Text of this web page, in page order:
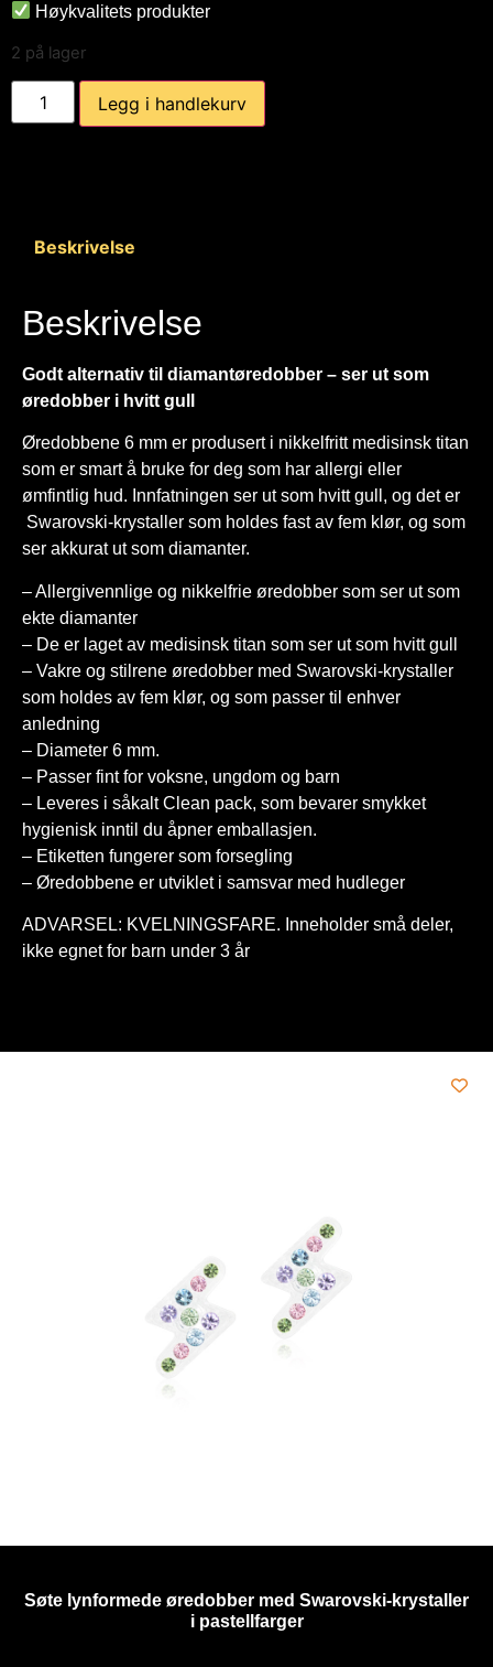
Høykvalitets produkter
2 på lager
Legg i handlekurv
Beskrivelse
Beskrivelse
Godt alternativ til diamantøredobber – ser ut som
øredobber i hvitt gull
Øredobbene 6 mm er produsert i nikkelfritt medisinsk titan
som er smart å bruke for deg som har allergi eller
ømfintlig hud. Innfatningen ser ut som hvitt gull, og det er
Swarovski-krystaller som holdes fast av fem klør, og som
ser akkurat ut som diamanter.
– Allergivennlige og nikkelfrie øredobber som ser ut som
ekte diamanter
– De er laget av medisinsk titan som ser ut som hvitt gull
– Vakre og stilrene øredobber med Swarovski-krystaller
som holdes av fem klør, og som passer til enhver
anledning
– Diameter 6 mm.
– Passer fint for voksne, ungdom og barn
– Leveres i såkalt Clean pack, som bevarer smykket
hygienisk inntil du åpner emballasjen.
– Etiketten fungerer som forsegling
– Øredobbene er utviklet i samsvar med hudleger
ADVARSEL: KVELNINGSFARE. Inneholder små deler,
ikke egnet for barn under 3 år
Søte lynformede øredobber med Swarovski-krystaller
i pastellfarger